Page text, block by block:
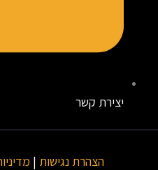
יצירת קשר
הצהרת נגישות|